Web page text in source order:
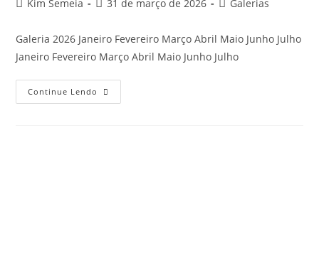
Kim Semeia 31 de março de 2026 Galerias
Galeria 2026 Janeiro Fevereiro Março Abril Maio Junho Julho
Janeiro Fevereiro Março Abril Maio Junho Julho
Continue Lendo